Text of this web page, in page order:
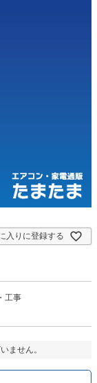
入りに登録する
工事
ません。